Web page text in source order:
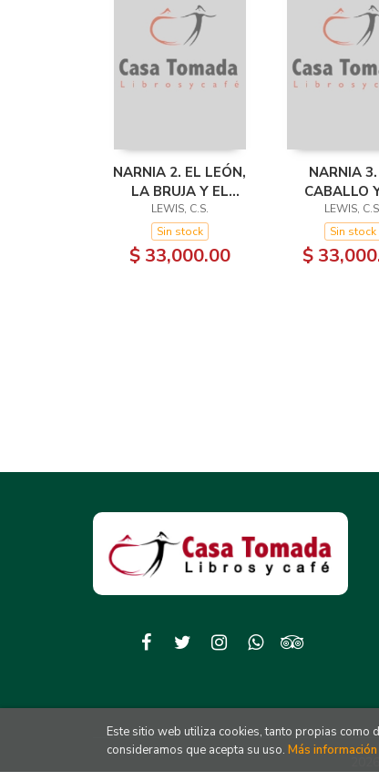
NARNIA 2. EL LEÓN,
LA BRUJA Y EL
ARMARIO
LEWIS, C.S.
Sin stock
$ 33,000.00
NARNIA
CABALLO
LEWIS,
Sin stock
$
Este sitio web utiliza cookies, tanto propias como
consideramos que acepta su uso. Más información